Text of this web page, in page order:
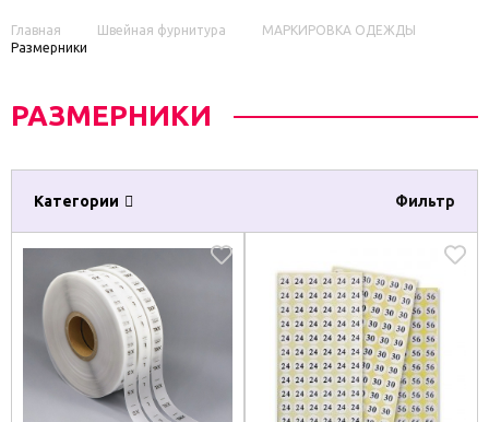
Главная Швейная фурнитура
МАРКИРОВКА ОДЕЖДЫ
Размерники
РАЗМЕРНИКИ
Категории Фильтр